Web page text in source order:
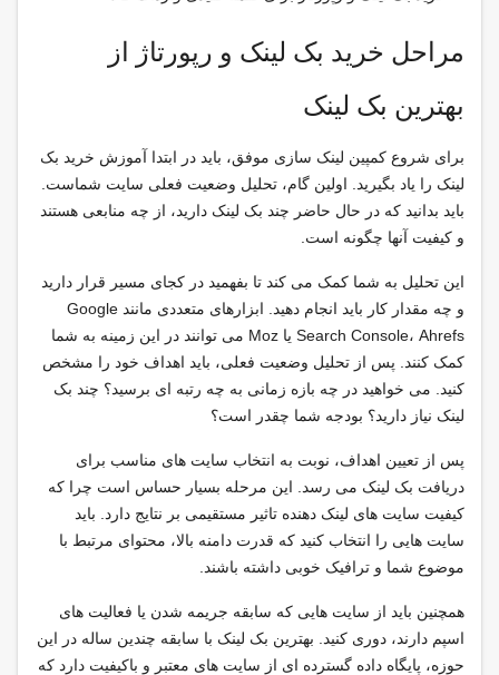
مراحل خرید بک لینک و رپورتاژ از
بهترین بک لینک
برای شروع کمپین لینک سازی موفق، باید در ابتدا آموزش خرید بک
لینک را یاد بگیرید. اولین گام، تحلیل وضعیت فعلی سایت شماست.
باید بدانید که در حال حاضر چند بک لینک دارید، از چه منابعی هستند
و کیفیت آنها چگونه است.
این تحلیل به شما کمک می کند تا بفهمید در کجای مسیر قرار دارید
و چه مقدار کار باید انجام دهید. ابزارهای متعددی مانند Google
Search Console، Ahrefs یا Moz می توانند در این زمینه به شما
کمک کنند. پس از تحلیل وضعیت فعلی، باید اهداف خود را مشخص
کنید. می خواهید در چه بازه زمانی به چه رتبه ای برسید؟ چند بک
لینک نیاز دارید؟ بودجه شما چقدر است؟
پس از تعیین اهداف، نوبت به انتخاب سایت های مناسب برای
دریافت بک لینک می رسد. این مرحله بسیار حساس است چرا که
کیفیت سایت های لینک دهنده تاثیر مستقیمی بر نتایج دارد. باید
سایت هایی را انتخاب کنید که قدرت دامنه بالا، محتوای مرتبط با
موضوع شما و ترافیک خوبی داشته باشند.
همچنین باید از سایت هایی که سابقه جریمه شدن یا فعالیت های
اسپم دارند، دوری کنید. بهترین بک لینک با سابقه چندین ساله در این
حوزه، پایگاه داده گسترده ای از سایت های معتبر و باکیفیت دارد که